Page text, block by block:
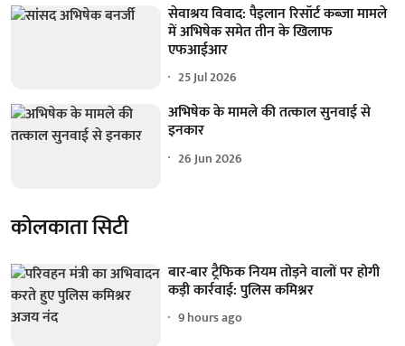
सेवाश्रय विवाद: पैइलान रिसॉर्ट कब्जा मामले
में अभिषेक समेत तीन के खिलाफ
एफआईआर
25 Jul 2026
अभिषेक के मामले की तत्काल सुनवाई से
इनकार
26 Jun 2026
कोलकाता सिटी
बार-बार ट्रैफिक नियम तोड़ने वालों पर होगी
कड़ी कार्रवाई: पुलिस कमिश्नर
9 hours ago